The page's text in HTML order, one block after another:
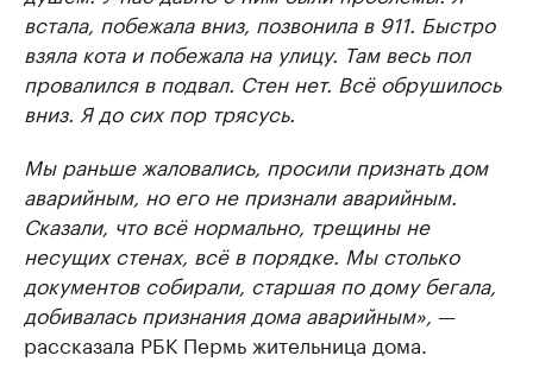
встала, побежала вниз, позвонила в 911. Быстро
взяла кота и побежала на улицу. Там весь пол
провалился в подвал. Стен нет. Всё обрушилось
вниз. Я до сих пор трясусь.
Мы раньше жаловались, просили признать дом
аварийным, но его не признали аварийным.
Сказали, что всё нормально, трещины не
несущих стенах, всё в порядке. Мы столько
документов собирали, старшая по дому бегала,
добивалась признания дома аварийным», —
рассказала РБК Пермь жительница дома.